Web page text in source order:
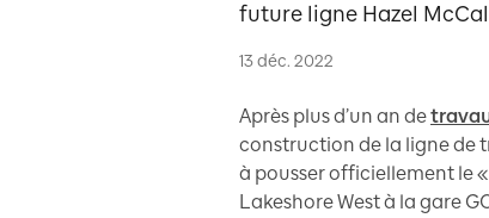
future ligne Hazel
13 déc. 2022
Après plus d’un an de
construction de la ligne de
à pousser officiellement le
Lakeshore West à la gare